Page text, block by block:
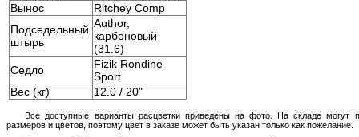
Вынос
Ritchey Comp
Подседельный
штырь
Author,
карбоновый
(31.6)
Седло
Fizik Rondine
Sport
Вес (кг)
12.0 / 20"
Все доступные варианты расцветки приведены на фото. На складе могут
размеров и цветов, поэтому цвет в заказе может быть указан только как пожелание.